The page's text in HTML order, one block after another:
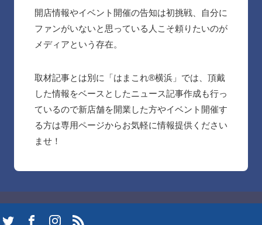
開店情報やイベント開催の告知は初挑戦、自分に
ファンがいないと思っている人こそ頼りたいのが
メディアという存在。
取材記事とは別に「はまこれ®︎横浜」では、頂戴
した情報をベースとしたニュース記事作成も行っ
ているので新店舗を開業した方やイベント開催す
る方は専用ページからお気軽に情報提供ください
ませ！